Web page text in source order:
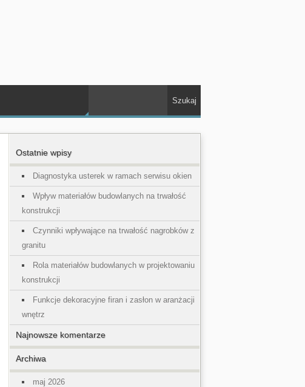
Ostatnie wpisy
Diagnostyka usterek w ramach serwisu okien
Wpływ materiałów budowlanych na trwałość
konstrukcji
Czynniki wpływające na trwałość nagrobków z
granitu
Rola materiałów budowlanych w projektowaniu
konstrukcji
Funkcje dekoracyjne firan i zasłon w aranżacji
wnętrz
Najnowsze komentarze
Archiwa
maj 2026